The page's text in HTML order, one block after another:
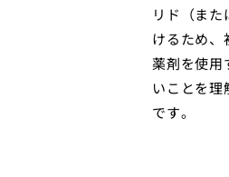
リド（ま
けるため、
薬剤を使用
いことを
です。